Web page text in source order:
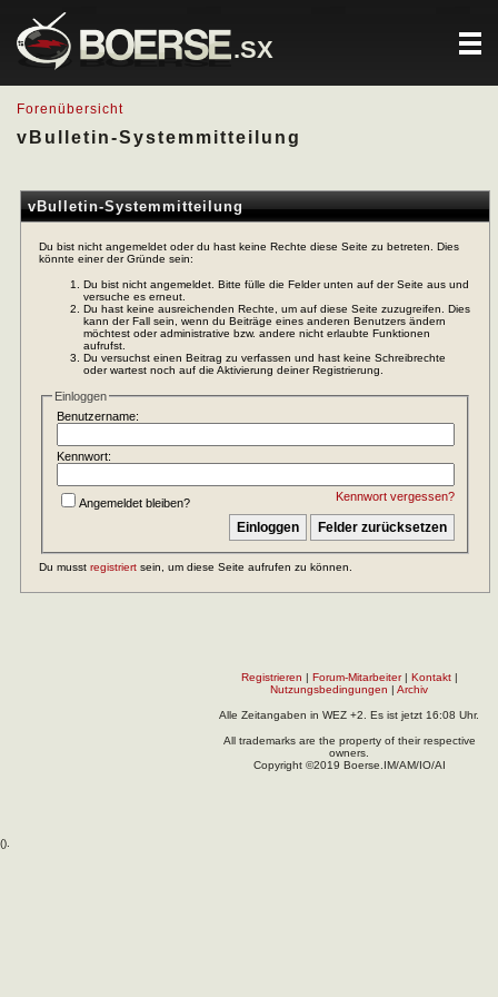
.SX
Forenübersicht
vBulletin-Systemmitteilung
vBulletin-Systemmitteilung
Du bist nicht angemeldet oder du hast keine Rechte diese Seite zu betreten. Dies
könnte einer der Gründe sein:
Du bist nicht angemeldet. Bitte fülle die Felder unten auf der Seite aus und
versuche es erneut.
Du hast keine ausreichenden Rechte, um auf diese Seite zuzugreifen. Dies
kann der Fall sein, wenn du Beiträge eines anderen Benutzers ändern
möchtest oder administrative bzw. andere nicht erlaubte Funktionen
aufrufst.
Du versuchst einen Beitrag zu verfassen und hast keine Schreibrechte
oder wartest noch auf die Aktivierung deiner Registrierung.
Einloggen
Benutzername:
Kennwort:
Kennwort vergessen?
Angemeldet bleiben?
Du musst registriert sein, um diese Seite aufrufen zu können.
Registrieren | Forum-Mitarbeiter| Kontakt|
Nutzungsbedingungen | Archiv
Alle Zeitangaben in WEZ +2. Es ist jetzt 16:08 Uhr.
All trademarks are the property of their respective
owners.
Copyright ©2019 Boerse.IM/AM/IO/AI
().